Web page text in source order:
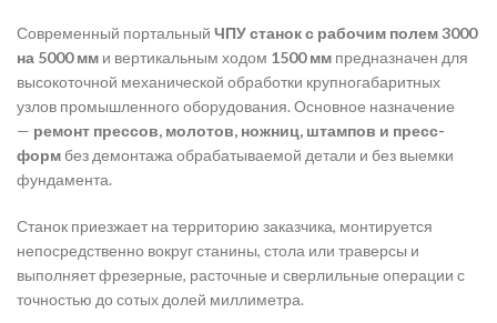
Современный портальный ЧПУ станок с рабочим полем 3000
на 5000 мм и вертикальным ходом 1500 мм предназначен для
высокоточной механической обработки крупногабаритных
узлов промышленного оборудования. Основное назначение
— ремонт прессов, молотов, ножниц, штампов и пресс-
форм без демонтажа обрабатываемой детали и без выемки
фундамента.
Станок приезжает на территорию заказчика, монтируется
непосредственно вокруг станины, стола или траверсы и
выполняет фрезерные, расточные и сверлильные операции с
точностью до сотых долей миллиметра.